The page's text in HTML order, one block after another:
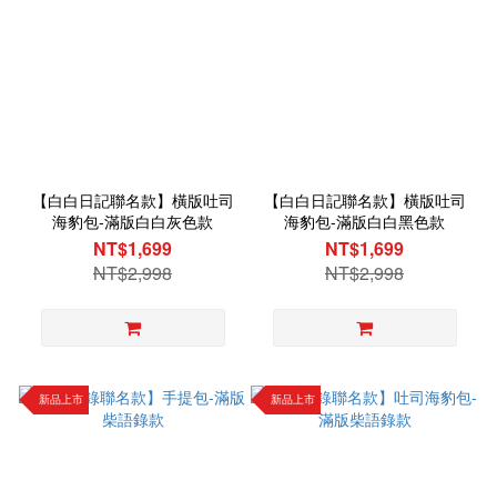
【白白日記聯名款】橫版吐司
海豹包-滿版白白灰色款
NT$1,699
NT$2,998
【白白日記聯名款】橫版吐司
海豹包-滿版白白黑色款
NT$1,699
NT$2,998
新品上市 新品上市